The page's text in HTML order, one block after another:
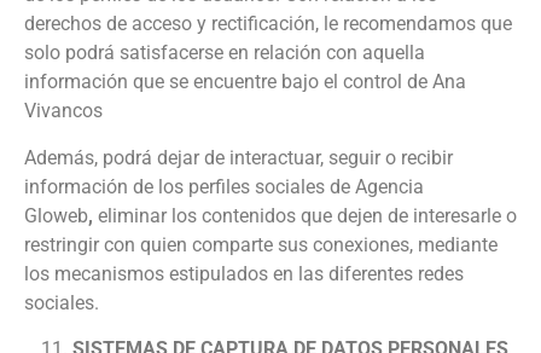
derechos de acceso y rectificación, le recomendamos que
solo podrá satisfacerse en relación con aquella
información que se encuentre bajo el control de Ana
Vivancos
Además, podrá dejar de interactuar, seguir o recibir
información de los perfiles sociales de Agencia
Gloweb, eliminar los contenidos que dejen de interesarle o
restringir con quien comparte sus conexiones, mediante
los mecanismos estipulados en las diferentes redes
sociales.